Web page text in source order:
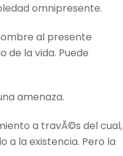
omnipresente.
al presente
la vida. Puede
amenaza.
a travÃ©s del cual,
a la existencia. Pero la